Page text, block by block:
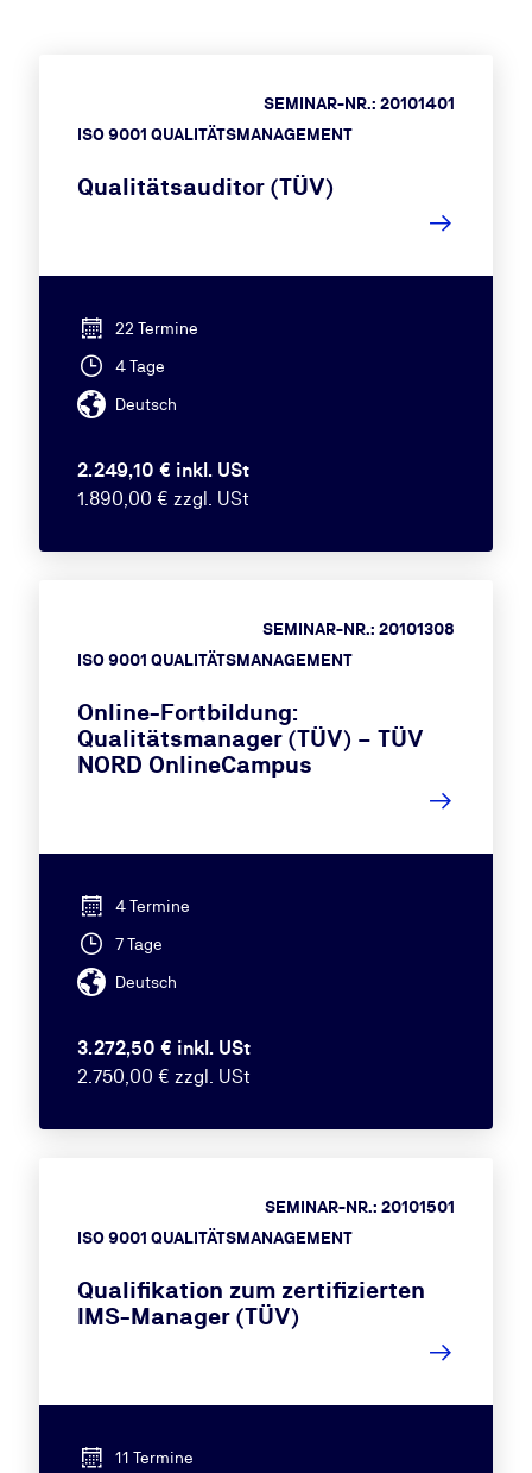
ISO 9001 QUALITÄTSMANAGEMENT
SEMINAR-NR.: 20101401
Qualitätsauditor (TÜV)
22 Termine
4 Tage
Deutsch
2.249,10 € inkl. USt
1.890,00 € zzgl. USt
ISO 9001 QUALITÄTSMANAGEMENT
SEMINAR-NR.: 20101308
Online-Fortbildung:
Qualitätsmanager (TÜV) – TÜV
NORD OnlineCampus
4 Termine
7 Tage
Deutsch
3.272,50 € inkl. USt
2.750,00 € zzgl. USt
ISO 9001 QUALITÄTSMANAGEMENT
SEMINAR-NR.: 20101501
Qualifikation zum zertifizierten
IMS-Manager (TÜV)
11 Termine